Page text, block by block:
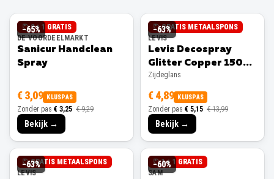
−65%
2 + 1 GRATIS
DE VOORDEELMARKT
Sanicur Handclean
Spray
€ 3,09 KLUSPAS
Zonder pas € 3,25 € 9,29
Bekijk →
−63%
GRATIS METAALSPONS
LEVIS
Levis Decospray
Glitter Copper 150ml
Zijdeglans
Zijdeglans
€ 4,89 KLUSPAS
Zonder pas € 5,15 € 13,99
Bekijk →
−63%
GRATIS METAALSPONS
LEVIS
−60%
1 + 1 GRATIS
SAM